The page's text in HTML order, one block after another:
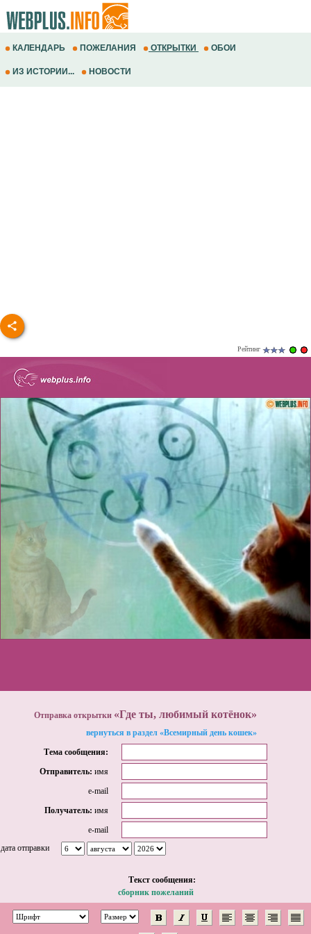
КАЛЕНДАРЬ ПОЖЕЛАНИЯ ОТКРЫТКИ ОБОИ
ИЗ ИСТОРИИ... НОВОСТИ
Рейтинг
Отправка открытки «Где ты, любимый котёнок»
вернуться в раздел «Всемирный день кошек»
Тема сообщения:
Отправитель: имя
e-mail
Получатель: имя
e-mail
дата отправки
Tекст сообщения:
сборник пожеланий